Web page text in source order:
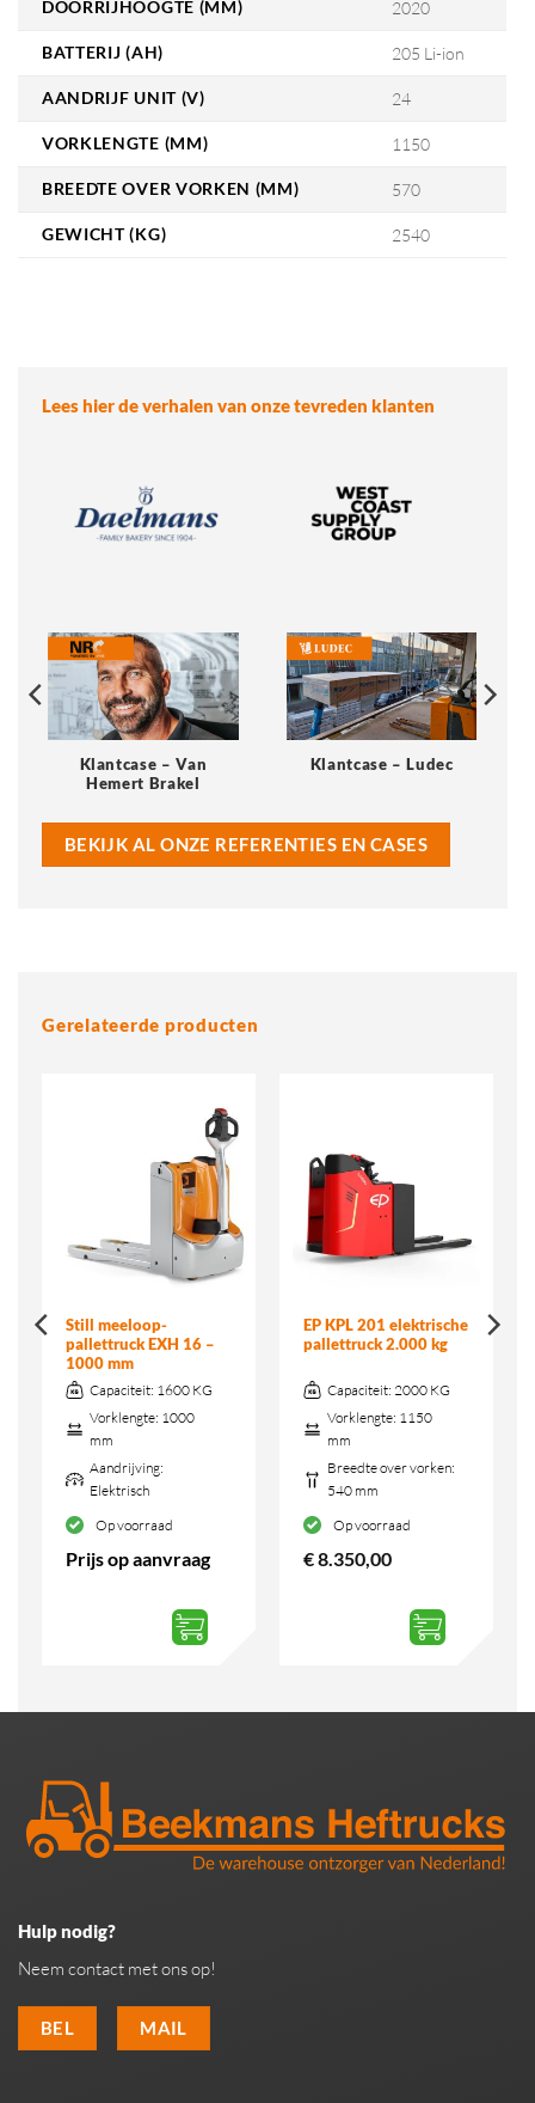
DOORRIJHOOGTE (MM) 2020
BATTERIJ (AH) 205 Li-ion
AANDRIJF UNIT (V) 24
VORKLENGTE (MM) 1150
BREEDTE OVER VORKEN (MM) 570
GEWICHT (KG) 2540
Lees hier de verhalen van onze tevreden klanten
Klantcase – Van
Hemert Brakel
Klantcase – Ludec
BEKIJK AL ONZE REFERENTIES EN CASES
Gerelateerde producten
Still meeloop-
pallettruck EXH 16 –
1000 mm
Capaciteit: 1600 KG
Vorklengte: 1000
mm
Aandrijving:
Elektrisch
Op voorraad
Prijs op aanvraag
EP KPL 201 elektrische
pallettruck 2.000 kg
Capaciteit: 2000 KG
Vorklengte: 1150
mm
Breedte over vorken:
540 mm
Op voorraad
€8.350,00
Hulp nodig?
Neem contact met ons op!
BEL MAIL